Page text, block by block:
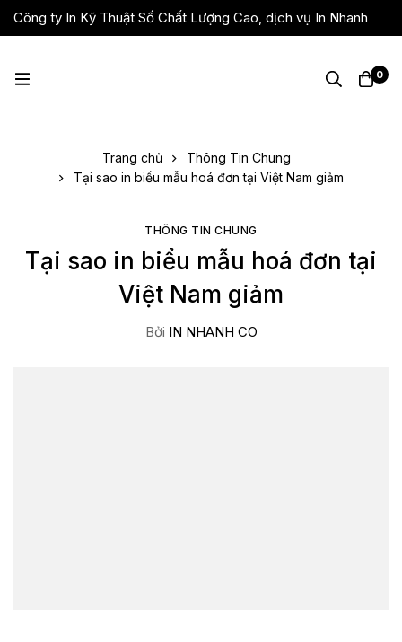
Công ty In Kỹ Thuật Số Chất Lượng Cao, dịch vụ In Nhanh
Giá Rẻ, Lấy Liền
0
Trang chủ
Thông Tin Chung
Tại sao in biểu mẫu hoá đơn tại Việt Nam giảm
THÔNG TIN CHUNG
Tại sao in biểu mẫu hoá đơn tại
Việt Nam giảm
Bởi IN NHANH CO